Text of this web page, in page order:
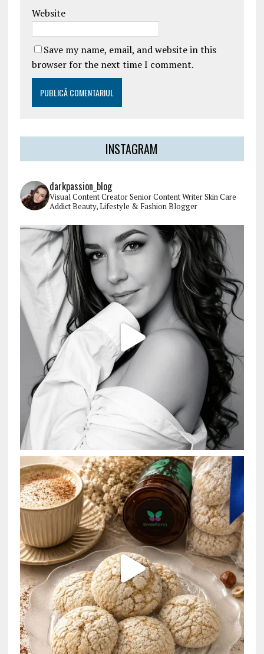
Website
Save my name, email, and website in this
browser for the next time I comment.
INSTAGRAM
darkpassion_blog
Visual Content CreatorSenior Content WriterSkin Care
AddictBeauty, Lifestyle & Fashion Blogger